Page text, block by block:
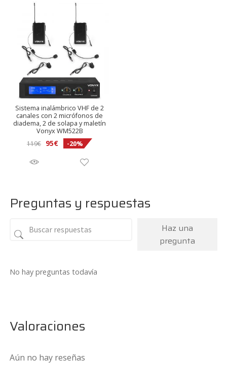
Sistema inalámbrico VHF de 2
canales con 2 micrófonos de
diadema, 2 de solapa y maletín
Vonyx WM522B
119€
El
95€El
actual
-20%
Preguntas y respuestas
Haz una
pregunta
No hay preguntas todavía
Valoraciones
Aún no hay reseñas